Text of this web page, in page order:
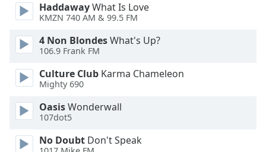
Caption
Background
Color
Opacity
Font
Size
HaddawayWhat Is Love
KMZN 740 AM & 99.5 FM
4 Non BlondesWhat's Up?
106.9 Frank FM
Culture Club Karma Chameleon
Mighty 690
OasisWonderwall
107dot5
No Doubt Don't Speak